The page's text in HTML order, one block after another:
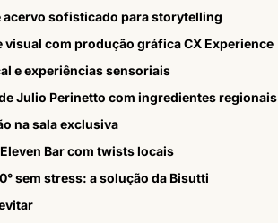
acervo sofisticado para storytelling
visual com produção gráfica CX Experience
e experiências sensoriais
Julio Perinetto com ingredientes regionais
na sala exclusiva
Bar com twists locais
sem stress: a solução da Bisutti